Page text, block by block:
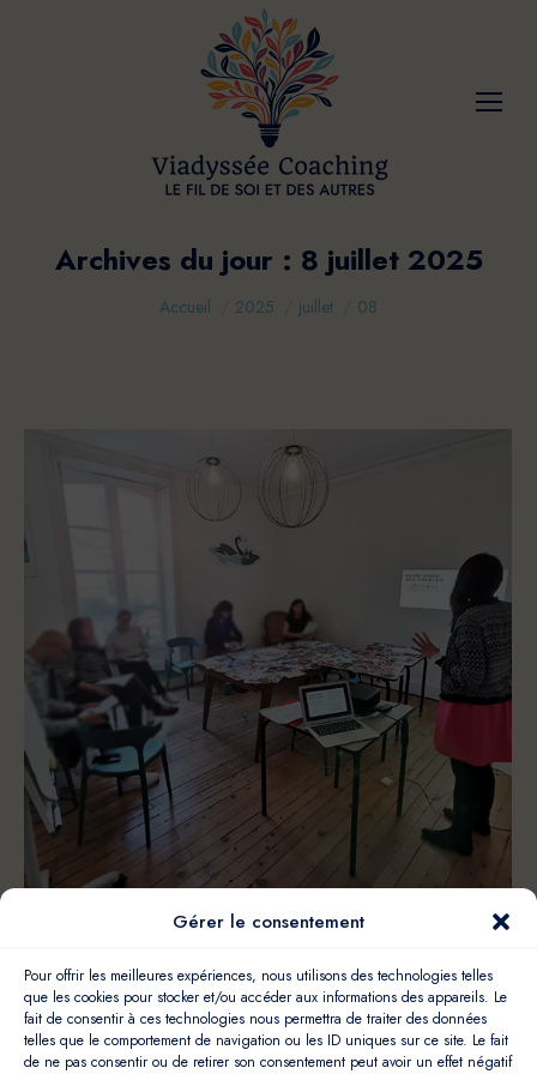
Gérer le consentement
Pour offrir les meilleures expériences, nous utilisons des technologies telles
que les cookies pour stocker et/ou accéder aux informations des appareils. Le
fait de consentir à ces technologies nous permettra de traiter des données
telles que le comportement de navigation ou les ID uniques sur ce site. Le fait
de ne pas consentir ou de retirer son consentement peut avoir un effet négatif
Archives du jour : 8 juillet 2025
Vous êtes ici :
Accueil 2025 juillet 08
soi : inscrivez-vous.
Atelier Coaching,Coaching,Entreprenariat,Impact et
sens,Non classé